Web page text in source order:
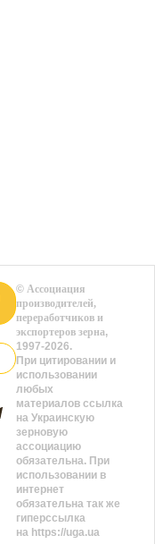
© Ассоциация
производителей,
переработчиков и
экспортеров зерна,
1997-2026.
При цитировании и
использовании
любых
материалов ссылка
на Украинскую
зерновую
ассоциацию
обязательна. При
использовании в
интернет
обязательна так же
гиперссылка
на https://uga.ua